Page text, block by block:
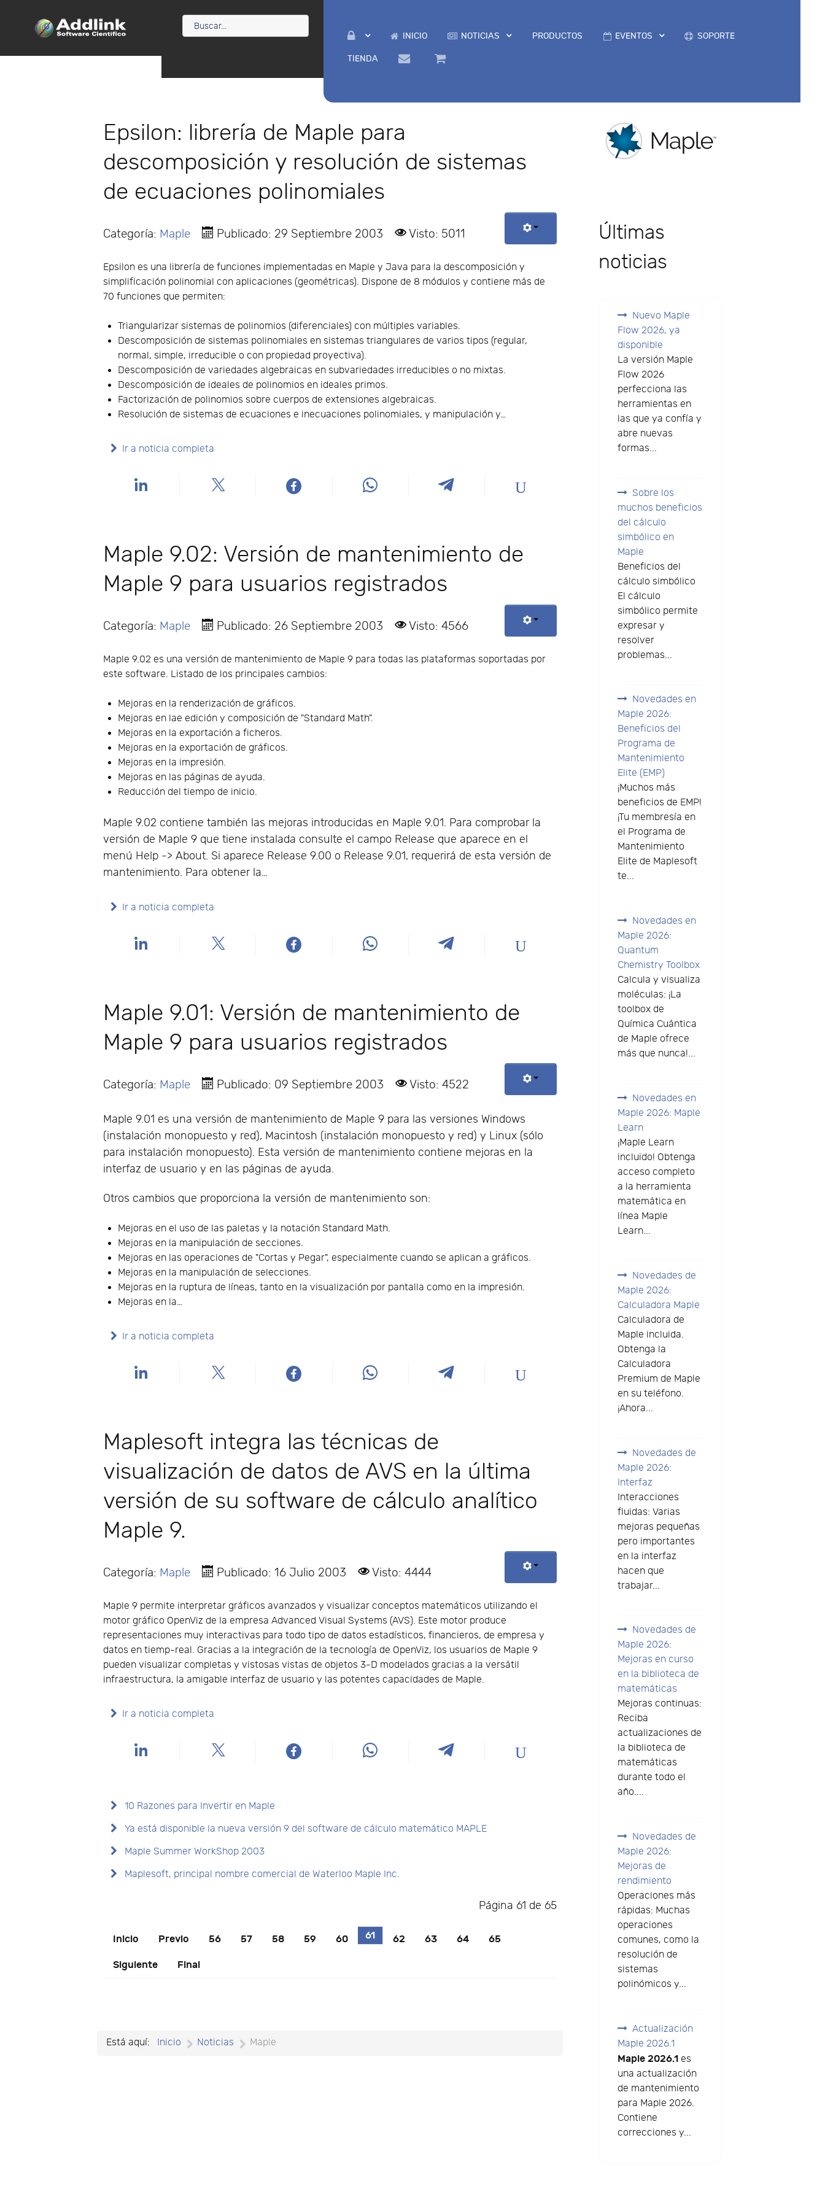
INICIO NOTICIAS PRODUCTOS EVENTOS SOPORTE
TIENDA
Epsilon: librería de Maple para
descomposición y resolución de sistemas
de ecuaciones polinomiales
Categoría: Maple Publicado: 29 Septiembre 2003 Visto: 5011
Epsilon es una librería de funciones implementadas en Maple y Java para la descomposición y
simplificación polinomial con aplicaciones (geométricas). Dispone de 8 módulos y contiene más de
70 funciones que permiten:
Triangularizar sistemas de polinomios (diferenciales) con múltiples variables.
Descomposición de sistemas polinomiales en sistemas triangulares de varios tipos (regular,
normal, simple, irreducible o con propiedad proyectiva).
Descomposición de variedades algebraicas en subvariedades irreducibles o no mixtas.
Descomposición de ideales de polinomios en ideales primos.
Factorización de polinomios sobre cuerpos de extensiones algebraicas.
Resolución de sistemas de ecuaciones e inecuaciones polinomiales, y manipulación y…
Ir a noticia completa
Maple 9.02: Versión de mantenimiento de
Maple 9 para usuarios registrados
Categoría: Maple Publicado: 26 Septiembre 2003 Visto: 4566
Maple 9.02 es una versión de mantenimiento de Maple 9 para todas las plataformas soportadas por
este software. Listado de los principales cambios:
Mejoras en la renderización de gráficos.
Mejoras en lae edición y composición de "Standard Math".
Mejoras en la exportación a ficheros.
Mejoras en la exportación de gráficos.
Mejoras en la impresión.
Mejoras en las páginas de ayuda.
Reducción del tiempo de inicio.
Maple 9.02 contiene también las mejoras introducidas en Maple 9.01. Para comprobar la
versión de Maple 9 que tiene instalada consulte el campo Release que aparece en el
menú Help -> About. Si aparece Release 9.00 o Release 9.01, requerirá de esta versión de
mantenimiento. Para obtener la…
Ir a noticia completa
Maple 9.01: Versión de mantenimiento de
Maple 9 para usuarios registrados
Categoría: Maple Publicado: 09 Septiembre 2003 Visto: 4522
Maple 9.01 es una versión de mantenimiento de Maple 9 para las versiones Windows
(instalación monopuesto y red), Macintosh (instalación monopuesto y red) y Linux (sólo
para instalación monopuesto). Esta versión de mantenimiento contiene mejoras en la
interfaz de usuario y en las páginas de ayuda.
Otros cambios que proporciona la versión de mantenimiento son:
Mejoras en el uso de las paletas y la notación Standard Math.
Mejoras en la manipulación de secciones.
Mejoras en las operaciones de "Cortas y Pegar", especialmente cuando se aplican a gráficos.
Mejoras en la manipulación de selecciones.
Mejoras en la ruptura de líneas, tanto en la visualización por pantalla como en la impresión.
Mejoras en la…
Ir a noticia completa
Maplesoft integra las técnicas de
visualización de datos de AVS en la última
versión de su software de cálculo analítico
Maple 9.
Categoría: Maple Publicado: 16 Julio 2003 Visto: 4444
Maple 9 permite interpretar gráficos avanzados y visualizar conceptos matemáticos utilizando el
motor gráfico OpenViz de la empresa Advanced Visual Systems (AVS). Este motor produce
representaciones muy interactivas para todo tipo de datos estadísticos, financieros, de empresa y
datos en tiemp-real. Gracias a la integración de la tecnología de OpenViz, los usuarios de Maple 9
pueden visualizar completas y vistosas vistas de objetos 3-D modelados gracias a la versátil
infraestructura, la amigable interfaz de usuario y las potentes capacidades de Maple.
Ir a noticia completa
10 Razones para Invertir en Maple
Ya está disponible la nueva versión 9 del software de cálculo matemático MAPLE
Maple Summer WorkShop 2003
Maplesoft, principal nombre comercial de Waterloo Maple Inc.
Página 61 de 65
Inicio Previo 56 57 58 59 60 61 62 63 64 65
Siguiente Final
Está aquí: Inicio Noticias Maple
Últimas
noticias
Nuevo Maple
Flow 2026, ya
disponible
La versión Maple
Flow 2026
perfecciona las
herramientas en
las que ya confía y
abre nuevas
formas...
Sobre los
muchos beneficios
del cálculo
simbólico en
Maple
Beneficios del
cálculo simbólico
El cálculo
simbólico permite
expresar y
resolver
problemas...
Novedades en
Maple 2026:
Beneficios del
Programa de
Mantenimiento
Elite (EMP)
¡Muchos más
beneficios de EMP!
¡Tu membresía en
el Programa de
Mantenimiento
Elite de Maplesoft
te...
Novedades en
Maple 2026:
Quantum
Chemistry Toolbox
Calcula y visualiza
moléculas: ¡La
toolbox de
Química Cuántica
de Maple ofrece
más que nunca!...
Novedades en
Maple 2026: Maple
Learn
¡Maple Learn
incluido! Obtenga
acceso completo
a la herramienta
matemática en
línea Maple
Learn...
Novedades de
Maple 2026:
Calculadora Maple
Calculadora de
Maple incluida.
Obtenga la
Calculadora
Premium de Maple
en su teléfono.
¡Ahora...
Novedades de
Maple 2026:
Interfaz
Interacciones
fluidas: Varias
mejoras pequeñas
pero importantes
en la interfaz
hacen que
trabajar...
Novedades de
Maple 2026:
Mejoras en curso
en la biblioteca de
matemáticas
Mejoras continuas:
Reciba
actualizaciones de
la biblioteca de
matemáticas
durante todo el
año....
Novedades de
Maple 2026:
Mejoras de
rendimiento
Operaciones más
rápidas: Muchas
operaciones
comunes, como la
resolución de
sistemas
polinómicos y...
Actualización
Maple 2026.1
Maple 2026.1es
una actualización
de mantenimiento
para Maple 2026.
Contiene
correcciones y...